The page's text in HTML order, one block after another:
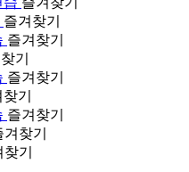
즐겨찾기
즐겨찾기
기
즐겨찾기
기
즐겨찾기
겨찾기
기